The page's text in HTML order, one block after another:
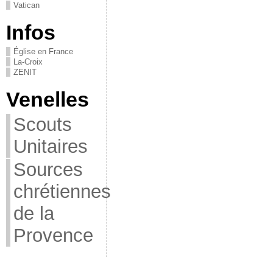
Vatican
Infos
Église en France
La-Croix
ZENIT
Venelles
Scouts
Unitaires
Sources
chrétiennes
de la
Provence